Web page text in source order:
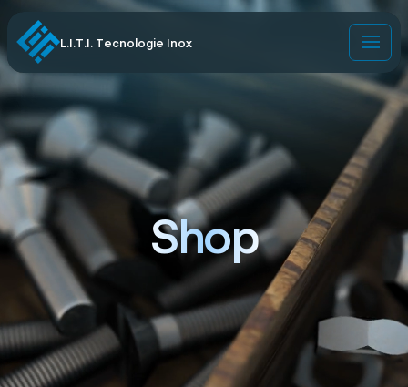
L.I.T.I. Tecnologie Inox
Shop